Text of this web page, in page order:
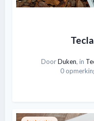
DoorDuken, in
0